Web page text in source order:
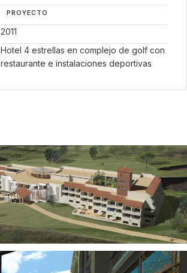
PROYECTO
2011
Hotel 4 estrellas en complejo de golf con
restaurante e instalaciones deportivas